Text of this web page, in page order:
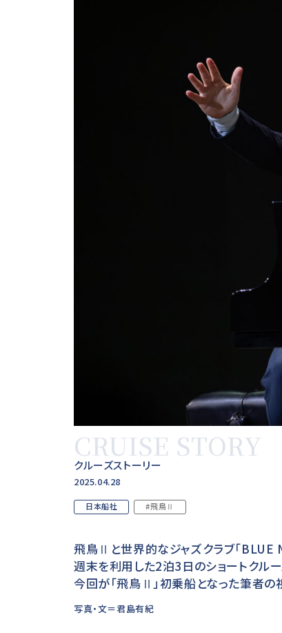
CRUISE STORY
クルーズストーリー
2025.04.28
日本船社 #飛鳥Ⅱ
飛鳥Ⅱと世界的なジャズクラブ「BLUE
週末を利用した2泊3日のショートクル
今回が「飛鳥Ⅱ」初乗船となった筆者の
写真・文＝君島有紀